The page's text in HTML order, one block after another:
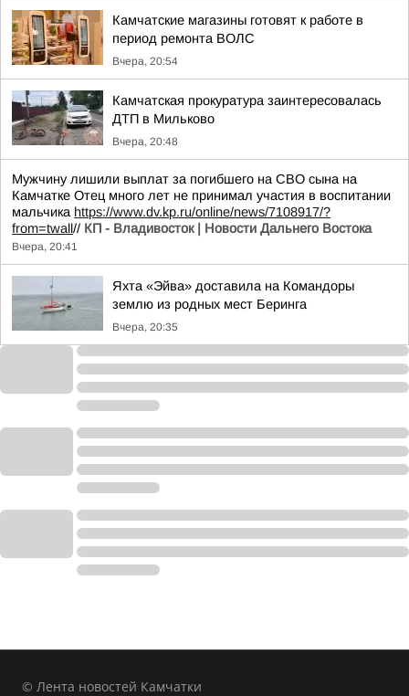
Камчатские магазины готовят к работе в
период ремонта ВОЛС
Вчера, 20:54
Камчатская прокуратура заинтересовалась
ДТП в Мильково
Вчера, 20:48
Мужчину лишили выплат за погибшего на СВО сына на
Камчатке Отец много лет не принимал участия в воспитании
мальчика https://www.dv.kp.ru/online/news/7108917/?
from=twall// КП - Владивосток | Новости Дальнего Востока
Вчера, 20:41
Яхта «Эйва» доставила на Командоры
землю из родных мест Беринга
Вчера, 20:35
© Лента новостей Камчатки